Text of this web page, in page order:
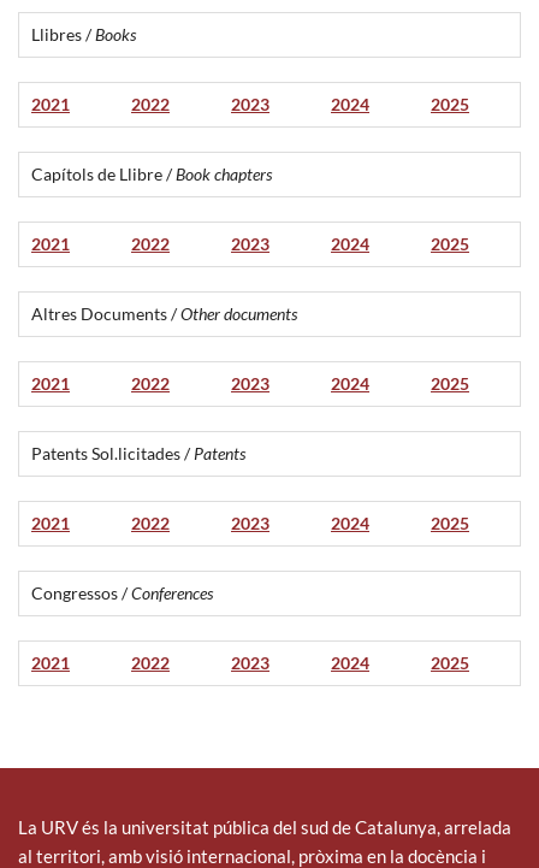
Llibres /Books
2021 2022 2023 2024 2025
Capítols de Llibre /Book chapters
2021 2022 2023 2024 2025
Altres Documents /Other documents
2021 2022 2023 2024 2025
Patents Sol.licitades /Patents
2021 2022 2023 2024 2025
Congressos /Conferences
2021 2022 2023 2024 2025
La URV és la universitat pública del sud de Catalunya, arrelada
al territori, amb visió internacional, pròxima en la docència i